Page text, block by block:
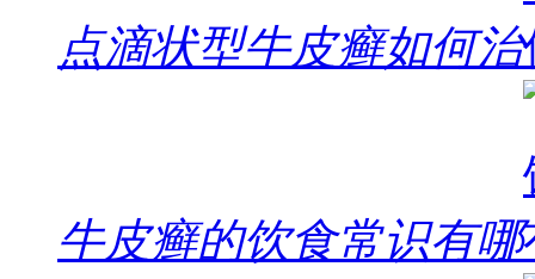
点滴状型牛皮癣如何治
牛皮癣的饮食常识有哪